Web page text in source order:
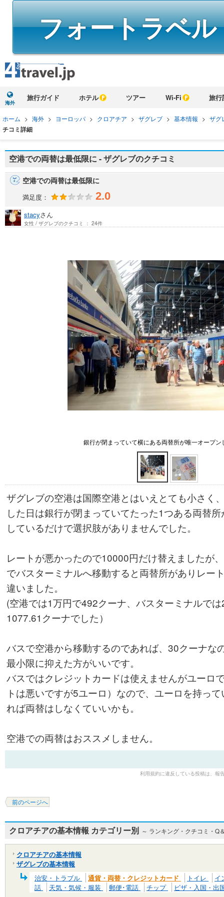
フォートラベ
海外
旅行ガイド ホテル ツアー Wi-Fi 旅行
ホーム > 海外 > ヨーロッパ > クロアチア > ザグレブ > 基本情報 > ザグ
チコミ詳細
空港での両替は最低限に - ザグレブのクチコミ
空港での両替は最低限に
満足度： 2.0
stacyさん
女性 / ザグレブのクチコミ ： 24件
銀行が閉まっていて横にある両替所が唯一オープン
ザグレブの空港は国際空港とはいえとても小さく
した日は銀行が閉まっていてたった1つある両替
しているだけで選択肢がありませんでした。
レートが悪かったので10000円だけ替えましたが
でバスターミナルへ移動すると両替所がありレー
違いました。
(空港では1万円で492クーナ、バスターミナルで
1077.61クーナでした）
バスで空港から移動するのであれば、30クーナな
最小限に抑えた方がいいです。
バスではクレジットカードは使えませんがユーロ
トは悪いですが5ユーロ）なので、ユーロを持っ
れば両替はしなくていいかも。
空港での両替はおススメしません。
利用規約に違反している投稿は、報
前のページへ
クロアチアの基本情報 カテゴリー別 ～ ランキング・クチコミ・Q
クロアチアの基本情報
ザグレブの基本情報
治安・トラブル
通貨・両替・クレジットカード トイレ
イ
話
天気・気候・服装 郵便･電話 チップ ビザ・入国・出